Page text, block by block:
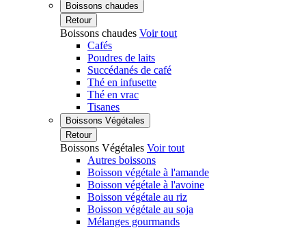
Boissons chaudes
Retour
Boissons chaudes Voir tout
Cafés
Poudres de laits
Succédanés de café
Thé en infusette
Thé en vrac
Tisanes
Boissons Végétales
Retour
Boissons Végétales Voir tout
Autres boissons
Boisson végétale à l'amande
Boisson végétale à l'avoine
Boisson végétale au riz
Boisson végétale au soja
Mélanges gourmands